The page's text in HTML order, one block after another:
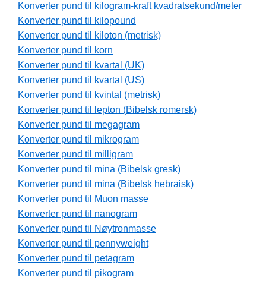
Konverter pund til kilogram-kraft kvadratsekund/meter
Konverter pund til kilopound
Konverter pund til kiloton (metrisk)
Konverter pund til korn
Konverter pund til kvartal (UK)
Konverter pund til kvartal (US)
Konverter pund til kvintal (metrisk)
Konverter pund til lepton (Bibelsk romersk)
Konverter pund til megagram
Konverter pund til mikrogram
Konverter pund til milligram
Konverter pund til mina (Bibelsk gresk)
Konverter pund til mina (Bibelsk hebraisk)
Konverter pund til Muon masse
Konverter pund til nanogram
Konverter pund til Nøytronmasse
Konverter pund til pennyweight
Konverter pund til petagram
Konverter pund til pikogram